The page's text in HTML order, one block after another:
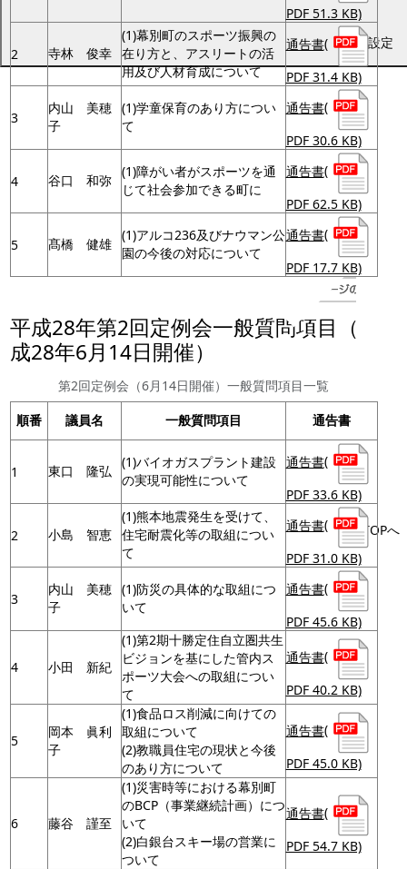
設定
TOPへ
PDF 51.3 KB)
2 寺林 俊幸
(1)幕別町のスポーツ振興の
在り方と、アスリートの活
用及び人材育成について
通告書(
PDF 31.4 KB)
3
内山 美穂
子
(1)学童保育のあり方につい
て
通告書(
PDF 30.6 KB)
4 谷口 和弥
(1)障がい者がスポーツを通
じて社会参加できる町に
通告書(
PDF 62.5 KB)
5 髙橋 健雄
(1)アルコ236及びナウマン公
園の今後の対応について
通告書(
PDF 17.7 KB)
平成28年第2回定例会一般質問項目（平
成28年6月14日開催）
第2回定例会（6月14日開催）一般質問項目一覧
順番
議員名 一般質問項目 通告書
1 東口 隆弘
(1)バイオガスプラント建設
の実現可能性について
通告書(
PDF 33.6 KB)
2 小島 智恵
(1)熊本地震発生を受けて、
住宅耐震化等の取組につい
て
通告書(
PDF 31.0 KB)
3
内山 美穂
子
(1)防災の具体的な取組につ
いて
通告書(
PDF 45.6 KB)
4 小田 新紀
(1)第2期十勝定住自立圏共生
ビジョンを基にした管内ス
ポーツ大会への取組につい
て
通告書(
PDF 40.2 KB)
5
岡本 眞利
子
(1)食品ロス削減に向けての
取組について
(2)教職員住宅の現状と今後
のあり方について
通告書(
PDF 45.0 KB)
6 藤谷 謹至
(1)災害時等における幕別町
のBCP（事業継続計画）につ
いて
(2)白銀台スキー場の営業に
ついて
通告書(
PDF 54.7 KB)